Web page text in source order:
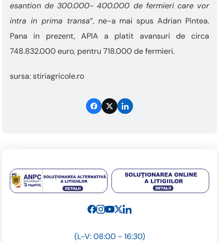
esantion de 300.000- 400.000 de fermieri care vor
intra in prima transa”, ne-a mai spus Adrian Pintea.
Pana in prezent, APIA a platit avansuri de circa
748.832.000 euro, pentru 718.000 de fermieri.
sursa: stiriagricole.ro
(L-V: 08:00 - 16:30)